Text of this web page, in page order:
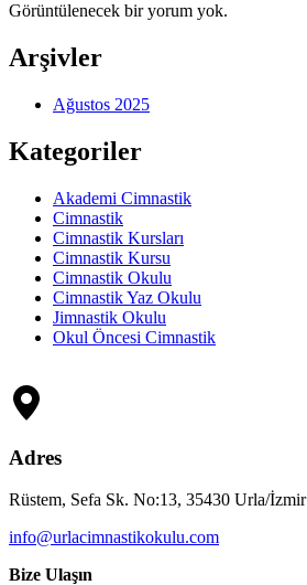
Görüntülenecek bir yorum yok.
Arşivler
Ağustos 2025
Kategoriler
Akademi Cimnastik
Cimnastik
Cimnastik Kursları
Cimnastik Kursu
Cimnastik Okulu
Cimnastik Yaz Okulu
Jimnastik Okulu
Okul Öncesi Cimnastik
Adres
Rüstem, Sefa Sk. No:13, 35430 Urla/İzmir
info@urlacimnastikokulu.com
Bize Ulaşın